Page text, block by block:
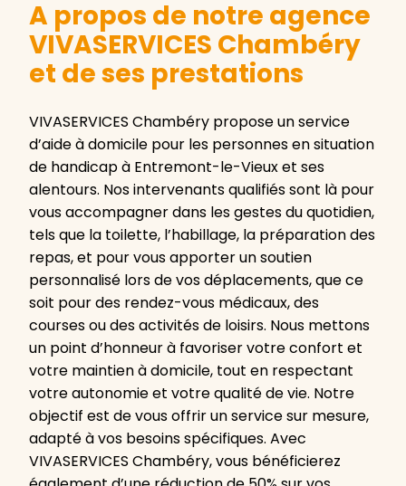
A propos de notre agence
VIVASERVICES Chambéry
et de ses prestations
VIVASERVICES Chambéry propose un service
d’aide à domicile pour les personnes en situation
de handicap à Entremont-le-Vieux et ses
alentours. Nos intervenants qualifiés sont là pour
vous accompagner dans les gestes du quotidien,
tels que la toilette, l’habillage, la préparation des
repas, et pour vous apporter un soutien
personnalisé lors de vos déplacements, que ce
soit pour des rendez-vous médicaux, des
courses ou des activités de loisirs. Nous mettons
un point d’honneur à favoriser votre confort et
votre maintien à domicile, tout en respectant
votre autonomie et votre qualité de vie. Notre
objectif est de vous offrir un service sur mesure,
adapté à vos besoins spécifiques. Avec
VIVASERVICES Chambéry, vous bénéficierez